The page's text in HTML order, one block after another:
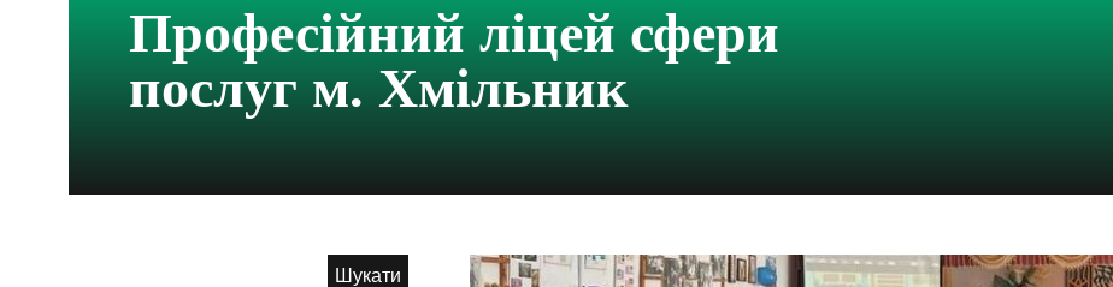
Професійний ліцей сфери
послуг м. Хмільник